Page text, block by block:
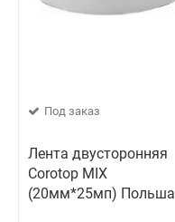
Под заказ
Лента двусторонняя
Corotop MIX
(20мм*25мп) Польша